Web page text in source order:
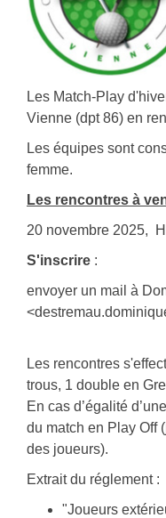
Les Match-Play
Vienne (dpt 86) en
Les équipes sont
femme.
Les rencontres à
20 novembre 2025,
S'inscrire :
envoyer un mail à
Les rencontres
trous, 1 double en
En cas d’égalité
du match en Play Off
des joueurs).
Extrait du réglement :
"Joueurs